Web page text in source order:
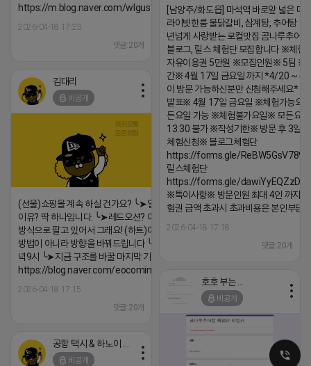
https://m.blog.naver.com/wlgus1647/224253846149
2026-04-18 17:23
댓글:20개
[남양주/화도읍] 마석역 바로앞 넓은 매
라이빗한룸 물닭갈비, 삼계탕, 추어탕 맛
년넘게 사랑받는 로컬맛집 곰나루추어
블로그, 릴스 체험단 모집합니다 ※체험
자유이용권 5만원 ※모집인원※ 5팀 ※
간※ 4월 17일 금요일 까지 *4/20 ~ 4/
이 방문 가능하신분만 신청해주세요* ※
발표※ 4월 17일 금요일 ※체험가능요
든요일 가능 ※체험불가요일※ 모든요
13:30 불가 ※작성기한※ 방문 후 3일
체험신청※ 블로그체험단
https://forms.gle/
릴스체험단
https://forms.gle/
※특이사항※ 방문인원 최대 4인 까지
험권 금액 초과시 초과비용은 본인부담
2026-04-18 17:18
댓글:20개
김대리
비공개
(선물)쇼핑몰 계속 하실 건가요? ╰➤열심히 해도 안되는
이유? 딱 하나입니다. ╰➤레드오션? 아니요! ╰➤모두 같은
방식으로 팔고 있어서 그래요! (하트)이번엔 다릅니다. ╰➤
방법이 아니라 방향을 바꿔드립니다 ╰➤4월 21일(화) 저
녁9시 ╰➤지금 구조를 바꿀 마지막 기회
https://blog.naver.com/eocomim/224250518436
2026-04-18 17:15
댓글:20개
비공개
비공개